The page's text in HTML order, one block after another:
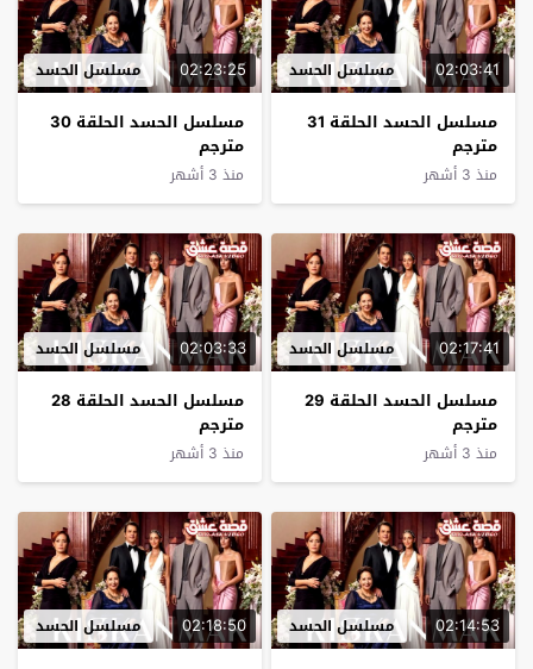
02:03:41 مسلسل الحسد
مسلسل الحسد الحلقة 31
مترجم
منذ 3 أشهر
02:23:25 مسلسل الحسد
مسلسل الحسد الحلقة 30
مترجم
منذ 3 أشهر
02:17:41 مسلسل الحسد
مسلسل الحسد الحلقة 29
مترجم
منذ 3 أشهر
02:03:33 مسلسل الحسد
مسلسل الحسد الحلقة 28
مترجم
منذ 3 أشهر
02:14:53 مسلسل الحسد 02:18:50 مسلسل الحسد